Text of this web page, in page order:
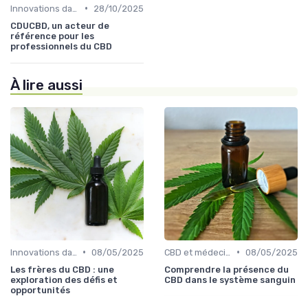
•
28/10/2025
CDUCBD, un acteur de
référence pour les
professionnels du CBD
À lire aussi
• 08/05/2025
Les frères du CBD : une
exploration des défis et
opportunités
• 08/05/2025
Comprendre la présence du
CBD dans le système sanguin